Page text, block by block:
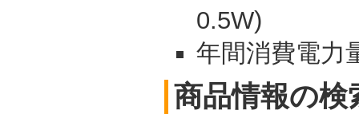
0.5W)
年間消費電力
商品情報の検